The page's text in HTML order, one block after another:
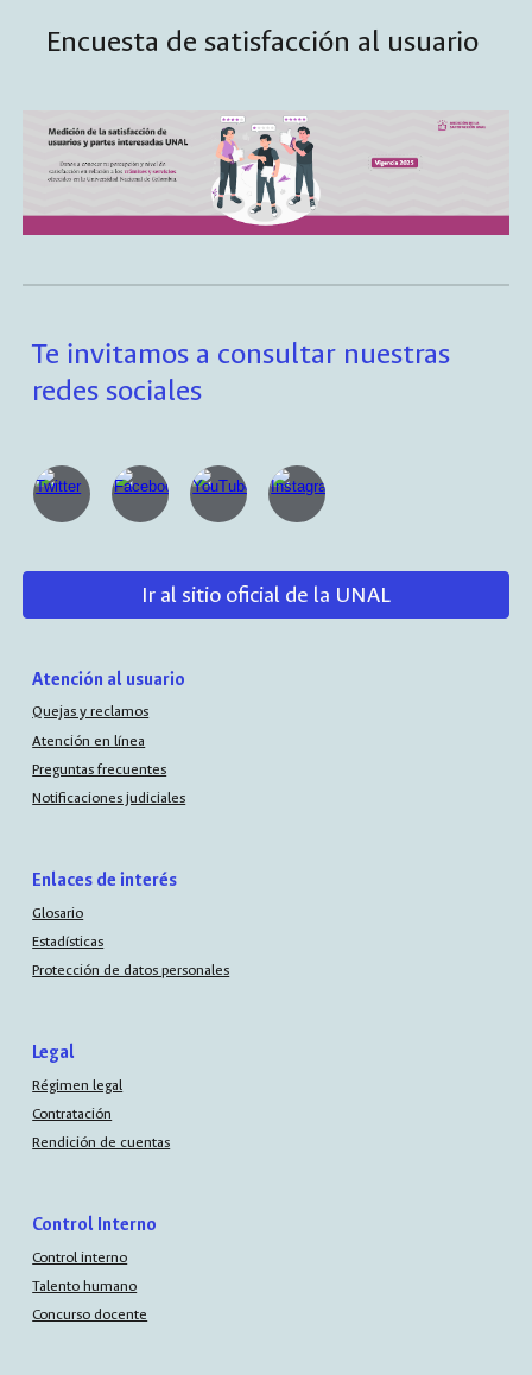
Encuesta de satisfacción al usuario
Te invitamos a consultar nuestras
redes sociales
Ir al sitio oficial de la UNAL
Atención al usuario
Quejas y reclamos
Atención en línea
Preguntas frecuentes
Notificaciones judiciales
Enlaces de interés
Glosario
Estadísticas
Protección de datos personales
Legal
Régimen legal
Contratación
Rendición de cuentas
Control Interno
Control interno
Talento humano
Concurso docente